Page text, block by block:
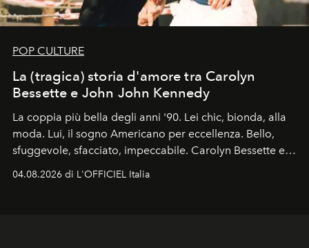
POP CULTURE
La (tragica) storia d'amore tra Carolyn
Bessette e John John Kennedy
La coppia più bella degli anni '90. Lei chic, bionda, alla
moda. Lui, il sogno Americano per eccellenza. Bello,
sfuggevole, sfacciato, impeccabile. Carolyn Bessette e
John John Kennedy sono i protagonisti della storia
04.08.2026 di L'OFFICIEL Italia